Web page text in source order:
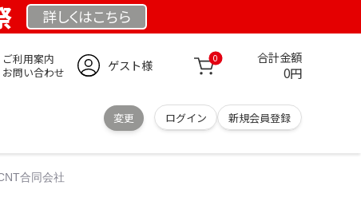
詳しくはこちら
ご利用案内
お問い合わせ
ゲスト様 0 合計金額
0円
変更 ログイン 新規会員登録
合同会社